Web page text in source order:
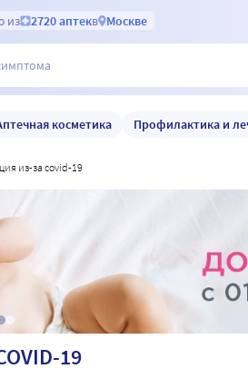
из 2720 аптекв Москве
косметика Профилактика и
из-за covid-19
19